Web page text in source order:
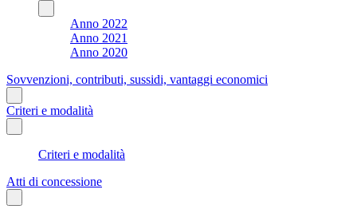
Anno 2022
Anno 2021
Anno 2020
Sovvenzioni, contributi, sussidi, vantaggi economici
Criteri e modalità
Criteri e modalità
Atti di concessione